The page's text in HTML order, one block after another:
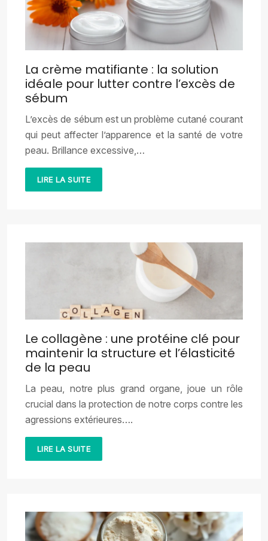
La crème matifiante : la solution
idéale pour lutter contre l’excès de
sébum
L’excès de sébum est un problème cutané courant
qui peut affecter l’apparence et la santé de votre
peau. Brillance excessive,…
LIRE LA SUITE
Le collagène : une protéine clé pour
maintenir la structure et l’élasticité
de la peau
La peau, notre plus grand organe, joue un rôle
crucial dans la protection de notre corps contre les
agressions extérieures….
LIRE LA SUITE